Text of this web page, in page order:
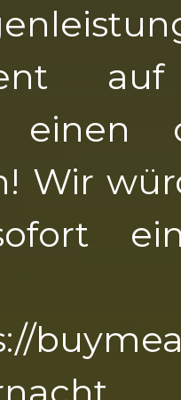
einen
Wir